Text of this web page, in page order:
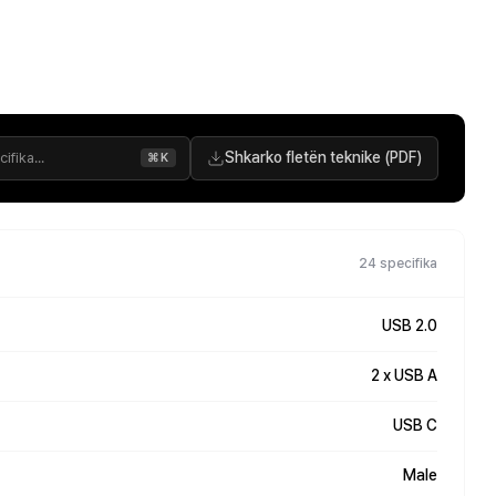
⌘K Shkarko fletën teknike (PDF)
24 specifika
USB 2.0
2 x USB A
USB C
Male